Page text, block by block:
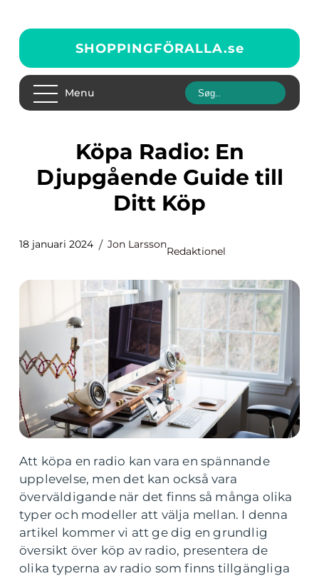
SHOPPINGFÖRALLA.se
Menu
Köpa Radio: En
Djupgående Guide till
Ditt Köp
18 januari 2024 Jon Larsson
Redaktionel
Att köpa en radio kan vara en spännande
upplevelse, men det kan också vara
överväldigande när det finns så många olika
typer och modeller att välja mellan. I denna
artikel kommer vi att ge dig en grundlig
översikt över köp av radio, presentera de
olika typerna av radio som finns tillgängliga